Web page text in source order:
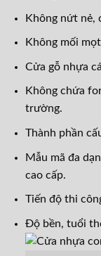
Không nứt nẻ,
Không mối
Cửa gỗ nhựa
Không chứa
trường.
Thành phần
Mẫu mã đa
cao cấp.
Tiến độ thi
Độ bền, tuổi